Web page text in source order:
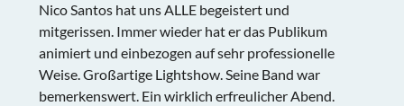
Nico Santos hat uns ALLE begeistert und
mitgerissen. Immer wieder hat er das Publikum
animiert und einbezogen auf sehr professionelle
Weise. Großartige Lightshow. Seine Band war
bemerkenswert. Ein wirklich erfreulicher Abend.